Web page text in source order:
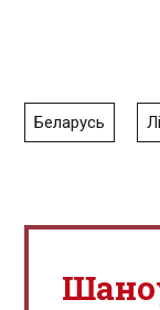
Беларусь